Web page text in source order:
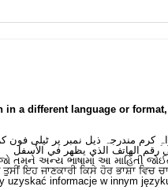
in a different language or
کرم مندرجہ ذیل نمبر پر ٹیلی فون
رقم الهاتف الذي يظهر في الأسفل
તમને અન્ય ભાષામાં આ માહિતી
ਤੁਸੀਂ ਇਹ ਜਾਣਕਾਰੀ ਕਿਸੇ ਹੋਰ ਭਾਸ਼ਾ ਵਿਚ
uzyskać informacje w innym